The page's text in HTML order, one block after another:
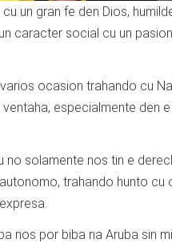
un gran fe den Dios,
caracter social cu un
ocasion trahando cu
ventaha, especialmente
no solamente nos tin e
trahando hunto
nos por biba na Aruba sin